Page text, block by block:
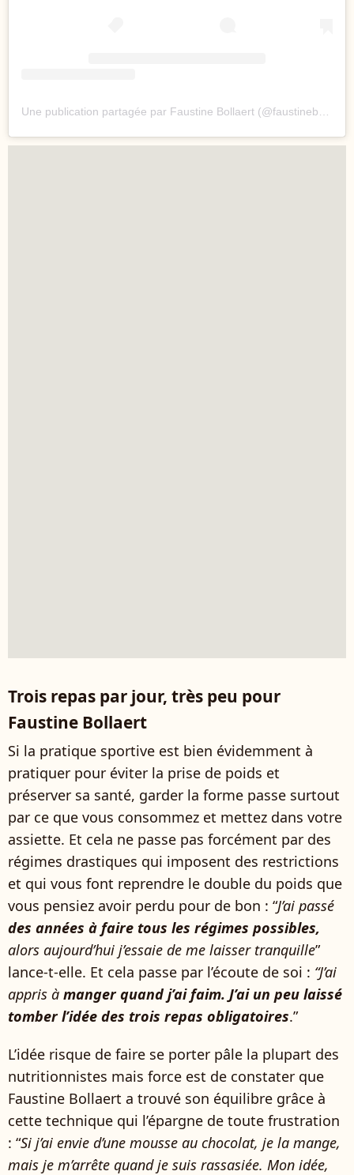
Trois repas par jour, très peu pour
Faustine Bollaert
Si la pratique sportive est bien évidemment à
pratiquer pour éviter la prise de poids et
préserver sa santé, garder la forme passe surtout
par ce que vous consommez et mettez dans votre
assiette. Et cela ne passe pas forcément par des
régimes drastiques qui imposent des restrictions
et qui vous font reprendre le double du poids que
vous pensiez avoir perdu pour de bon : “J’ai passé
des années à faire tous les régimes possibles,
alors aujourd’hui j’essaie de me laisser tranquille”
lance-t-elle. Et cela passe par l’écoute de soi : “J’ai
appris à manger quand j’ai faim. J’ai un peu laissé
tomber l’idée des trois repas obligatoires.”
L’idée risque de faire se porter pâle la plupart des
nutritionnistes mais force est de constater que
Faustine Bollaert a trouvé son équilibre grâce à
cette technique qui l’épargne de toute frustration
: “Si j’ai envie d’une mousse au chocolat, je la mange,
mais je m’arrête quand je suis rassasiée. Mon idée,